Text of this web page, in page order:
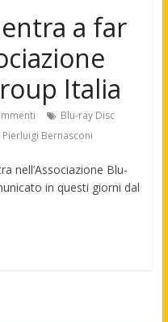
a far
Italia
Blu-ray Disc
Pierluigi Bernasconi
nell’Associazione Blu-
in questi giorni dal